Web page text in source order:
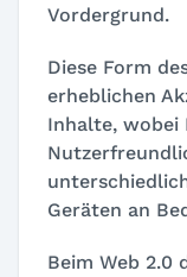
Vordergrund.
Diese Form
erheblichen
Inhalte,
Geräten an
Beim Web 2.0